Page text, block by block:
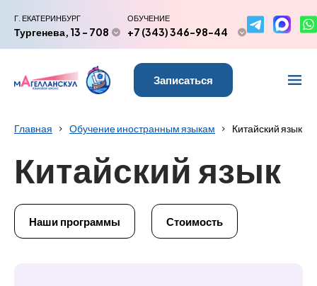
Г. ЕКАТЕРИНБУРГ
Тургенева, 13 - 708
ОБУЧЕНИЕ
+7 (343) 346-98-44
Записаться
Главная Обучение иностранным языкам Китайский язык
Китайский язык
Наши программы Стоимость